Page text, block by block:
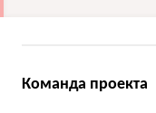
Команда проекта